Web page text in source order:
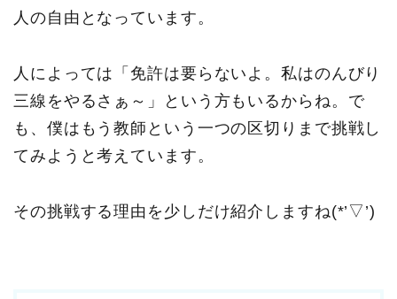
人の自由となっています。
人によっては「免許は要らないよ。私はのんびり
三線をやるさぁ～」という方もいるからね。で
も、僕はもう教師という一つの区切りまで挑戦し
てみようと考えています。
その挑戦する理由を少しだけ紹介しますね(*’▽’)